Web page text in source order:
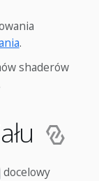
.
shaderów
docelowy